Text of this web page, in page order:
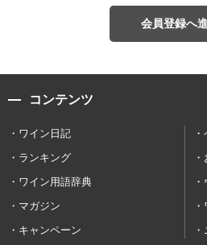
会員登録へ
コンテンツ
ワイン日記
ランキング
ワイン用語辞典
マガジン
キャンペーン